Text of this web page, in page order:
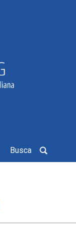
Busca